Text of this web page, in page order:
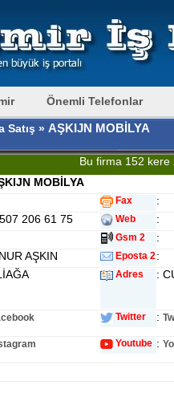
Önemli Telefonlar
Satış » AŞKIJN MOBİLYA
Bu firma 152 kere
MOBİLYA
Fax :
206 61 75 Web :
Gsm 2 :
AŞKIN Eposta 2:
Adres :
Twitter :
Youtube :